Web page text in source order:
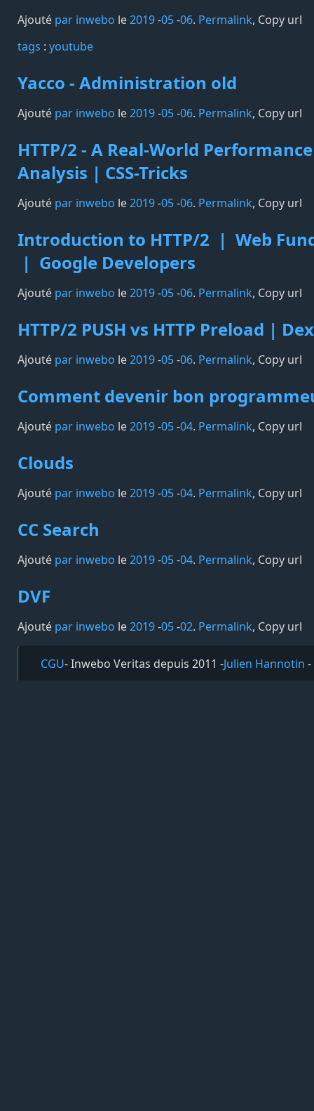
Ajouté par inwebo le2019-05-06. Permalink, Copy url
tags️ : youtube
Yacco - Administration old
Ajouté par inwebo le2019-05-06. Permalink, Copy url
HTTP/2 - A Real-World
Analysis | CSS-Tricks
Ajouté par inwebo le2019-05-06. Permalink, Copy url
Introduction to HTTP/2 | Web
| Google Developers
Ajouté par inwebo le2019-05-06. Permalink, Copy url
HTTP/2 PUSH vs HTTP Preload |
Ajouté par inwebo le2019-05-06. Permalink, Copy url
Comment devenir bon
Ajouté par inwebo le2019-05-04. Permalink, Copy url
Clouds
Ajouté par inwebo le2019-05-04. Permalink, Copy url
CC Search
Ajouté par inwebo le2019-05-04. Permalink, Copy url
DVF
Ajouté par inwebo le2019-05-02. Permalink, Copy url
CGU- Inwebo Veritas depuis 2011 -Julien Hannotin -